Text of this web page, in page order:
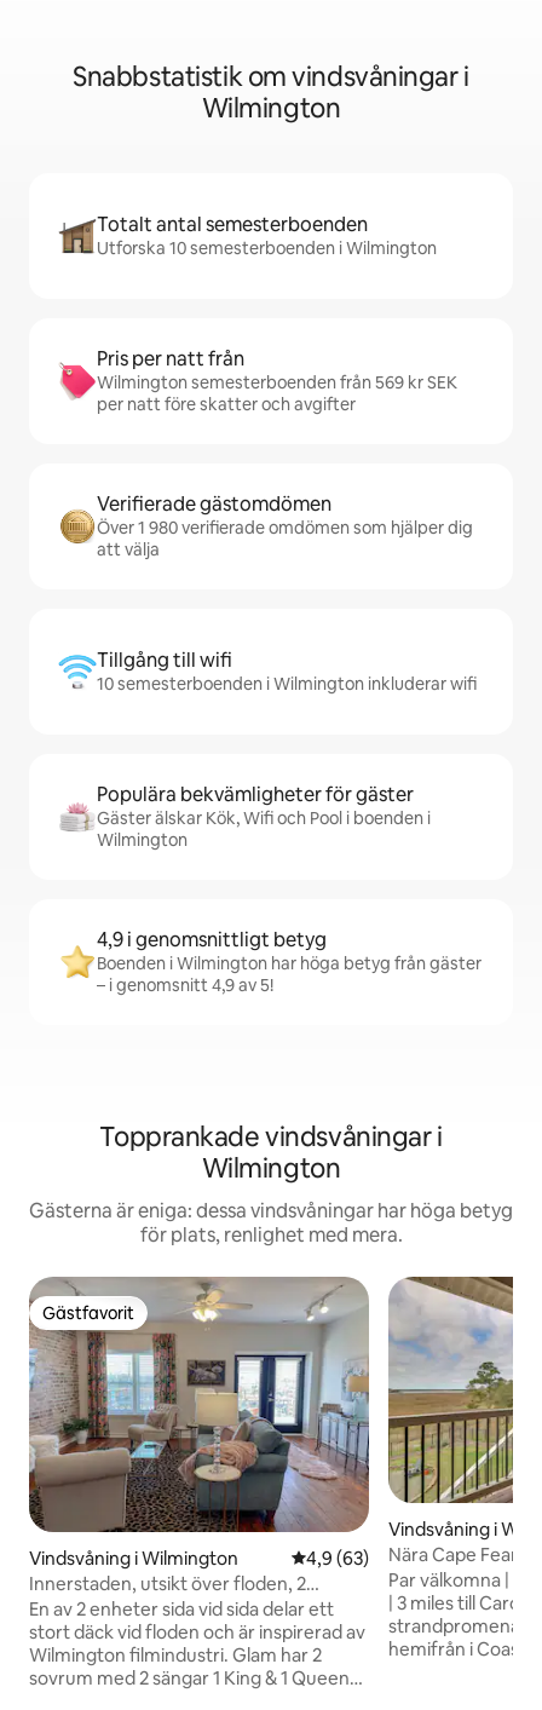
Snabbstatistik om vindsvåningar i
Wilmington
Totalt antal semesterboenden
Utforska 10 semesterboenden i Wilmington
Pris per natt från
Wilmington semesterboenden från 569 kr SEK
per natt före skatter och avgifter
Verifierade gästomdömen
Över 1 980 verifierade omdömen som hjälper dig
att välja
Tillgång till wifi
10 semesterboenden i Wilmington inkluderar wifi
Populära bekvämligheter för gäster
Gäster älskar Kök, Wifi och Pool i boenden i
Wilmington
4,9 i genomsnittligt betyg
Boenden i Wilmington har höga betyg från gäster
– i genomsnitt 4,9 av 5!
Topprankade vindsvåningar i
Wilmington
Gästerna är eniga: dessa vindsvåningar har höga betyg
för plats, renlighet med mera.
Gästfavorit
Gästfavorit
Vindsvåning i Wilmington 4,9 av 5 i genomsnittligt
4,9 (63)
Innerstaden, utsikt över floden, 2
sovrum/2 badrum, parkering, nattliv
En av 2 enheter sida vid sida delar ett
stort däck vid floden och är inspirerad av
Wilmington filmindustri. Glam har 2
sovrum med 2 sängar 1 King & 1 Queen
Vindsvåning i
Nära Cape Fear
tillflyktsort med
Par välkomna |
| 3 miles till
strandpromenaden Hitta ditt
hemifrån i